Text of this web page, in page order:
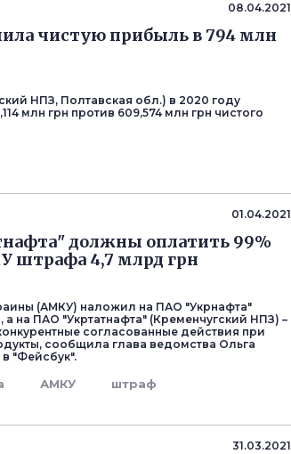
08.04.2021
чистую прибыль в 794 млн
НПЗ, Полтавская обл.) в 2020 году
млн грн против 609,574 млн грн чистого
01.04.2021
должны оплатить 99%
штрафа 4,7 млрд грн
(АМКУ) наложил на ПАО "Укрнафта"
на ПАО "Укртатнафта" (Кременчугский НПЗ) –
согласованные действия при
сообщила глава ведомства Ольга
"Фейсбук".
АМКУ штраф
31.03.2021